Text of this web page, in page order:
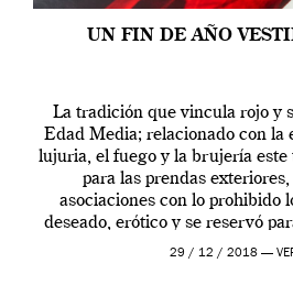
UN FIN DE AÑO
La tradición que vincula rojo y
Edad Media; relacionado con la
lujuria, el fuego y la brujería este
para las prendas
asociaciones con lo prohibido
deseado, erótico y se reservó
ropa […]
29 / 12 / 2018 —